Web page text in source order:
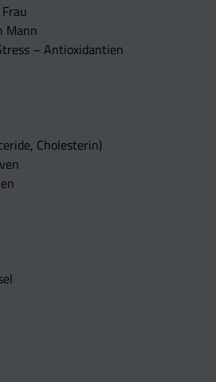
Mann
– Antioxidantien
Cholesterin)